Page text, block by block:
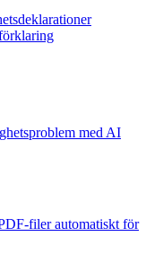
med AI
filer automatiskt för